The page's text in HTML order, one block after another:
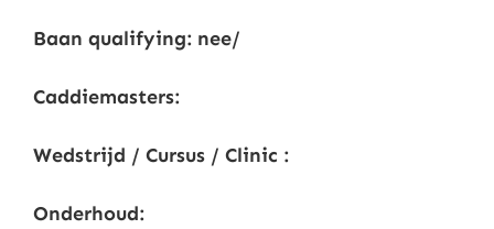
Baan qualifying: nee/
Caddiemasters:
Wedstrijd / Cursus / Clinic :
Onderhoud: